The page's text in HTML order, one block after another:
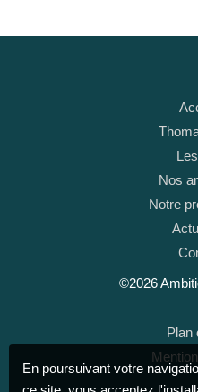
Nos
Notre
©2026
Plan
En poursuivant votre